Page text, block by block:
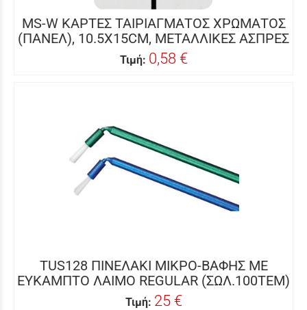
MS-W ΚΑΡΤΕΣ ΤΑΙΡΙΑΓΜΑΤΟΣ ΧΡΩΜΑΤΟΣ
(ΠΑΝΕΛ), 10.5X15CM, ΜΕΤΑΛΛΙΚΕΣ ΑΣΠΡΕΣ
Τιμή: 0,58 €
TUS128 ΠΙΝΕΛΑΚΙ ΜΙΚΡΟ-ΒΑΦΗΣ ΜΕ
ΕΥΚΑΜΠΤΟ ΛΑΙΜΟ REGULAR (ΣΩΛ.100ΤΕΜ)
Τιμή: 25 €